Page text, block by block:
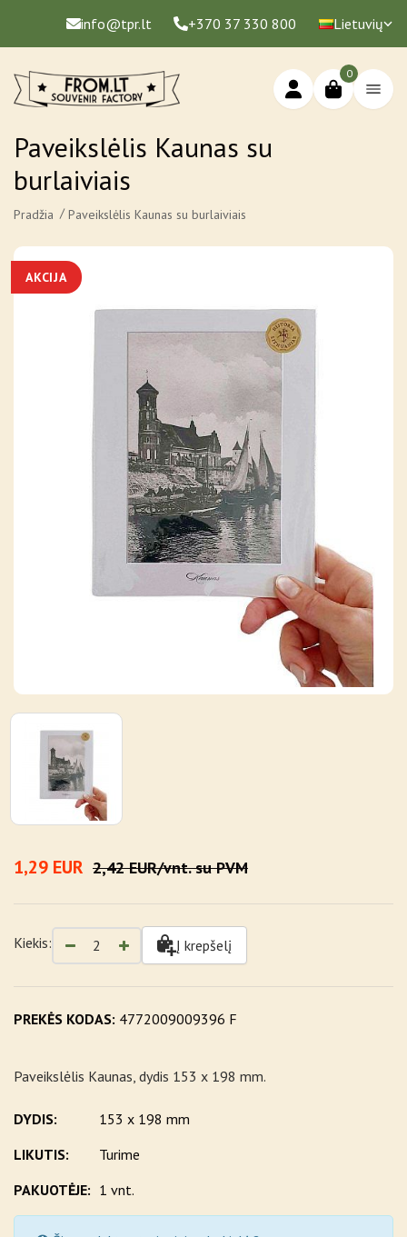
info@tpr.lt +370 37 330 800 Lietuvių
0
Paveikslėlis Kaunas su
burlaiviais
Pradžia Paveikslėlis Kaunas su burlaiviais
AKCIJA
PREKĖS KODAS: 4772009009396 F
Paveikslėlis Kaunas, dydis 153 x 198 mm.
DYDIS:
153 x 198 mm
LIKUTIS:
Turime
PAKUOTĖJE: 1 vnt.
1,29 EUR 2,42 EUR/vnt. su PVM
Kiekis: Į krepšelį